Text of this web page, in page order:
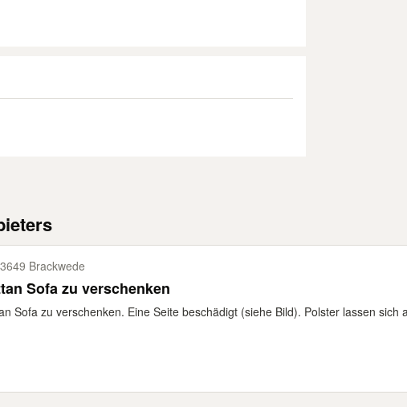
Brackwede
Sofa zu verschenken
Sofa zu verschenken. Eine Seite beschädigt (siehe Bild). Polster lassen sich